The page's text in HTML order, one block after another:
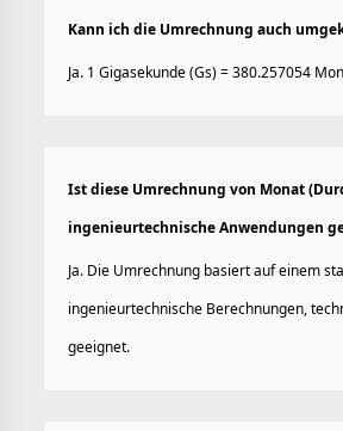
Kann ich die Umrechnung auch
Ja. 1 Gigasekunde (Gs) = 380.257054
Ist diese Umrechnung von Monat
ingenieurtechnische Anwendungen
Ja. Die Umrechnung basiert auf einem
ingenieurtechnische Berechnungen,
geeignet.